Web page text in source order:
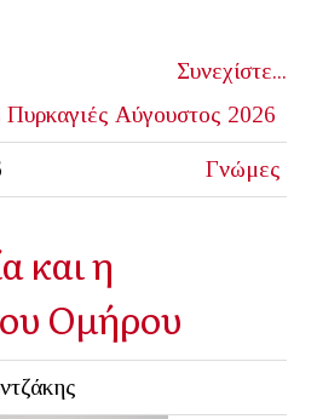
Συνεχίστε...
Πυρκαγιές Αύγουστος 2026
Γνώμες
και η
Ομήρου